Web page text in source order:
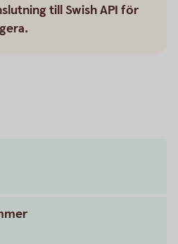
till Swish API för